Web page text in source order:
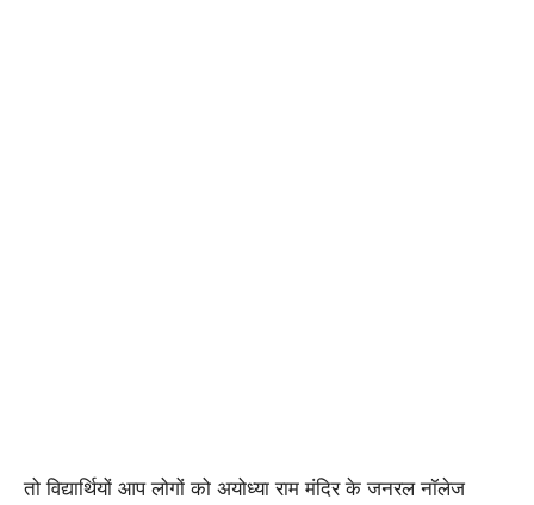
तो विद्यार्थियों आप लोगों को अयोध्या राम मंदिर के जनरल नॉलेज